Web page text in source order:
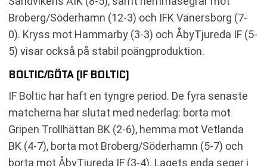
Broberg/Söderhamn (12-3) och IFK Vänersborg (7-
0). Kryss mot Hammarby (3-3) och ÅbyTjureda IF (5-
5) visar också på stabil poängproduktion.
BOLTIC/GÖTA (IF BOLTIC)
IF Boltic har haft en tyngre period. De fyra senaste
matcherna har slutat med nederlag: borta mot
Gripen Trollhättan BK (2-6), hemma mot Vetlanda
BK (4-7), borta mot Broberg/Söderhamn (5-7) och
borta mot ÅbyTjureda IF (3-4). Lagets enda seger i